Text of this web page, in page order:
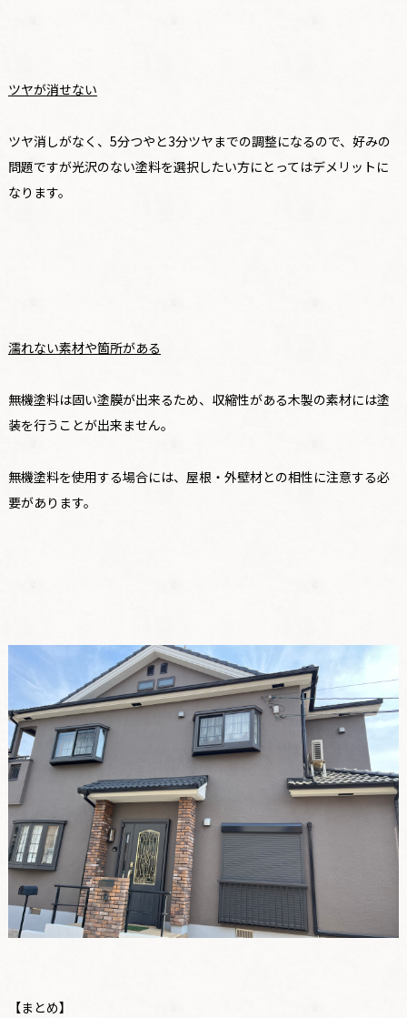
ツヤが消せない
ツヤ消しがなく、5分つやと3分ツヤまでの調整になるので、好みの
問題ですが光沢のない塗料を選択したい方にとってはデメリットに
なります。
濡れない素材や箇所がある
無機塗料は固い塗膜が出来るため、収縮性がある木製の素材には塗
装を行うことが出来ません。
無機塗料を使用する場合には、屋根・外壁材との相性に注意する必
要があります。
【まとめ】